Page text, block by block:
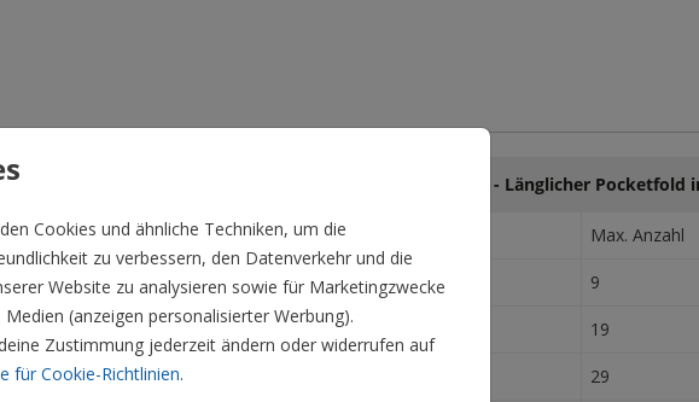
Cookies und ähnliche Techniken, um die
zu verbessern, den Datenverkehr und die
Website zu analysieren sowie für Marketingzwecke
(anzeigen personalisierter Werbung).
Zustimmung jederzeit ändern oder widerrufen auf
für Cookie-Richtlinien.
Hochzeitskarten in 11,4 x
Pocketfolds haben keine eigene
nutzen oder aber Du
nehmen. Man benötigt etwa
Übersicht Preise - Länglicher Pocketfold
Max. Anzahl
2 9
10 19
29